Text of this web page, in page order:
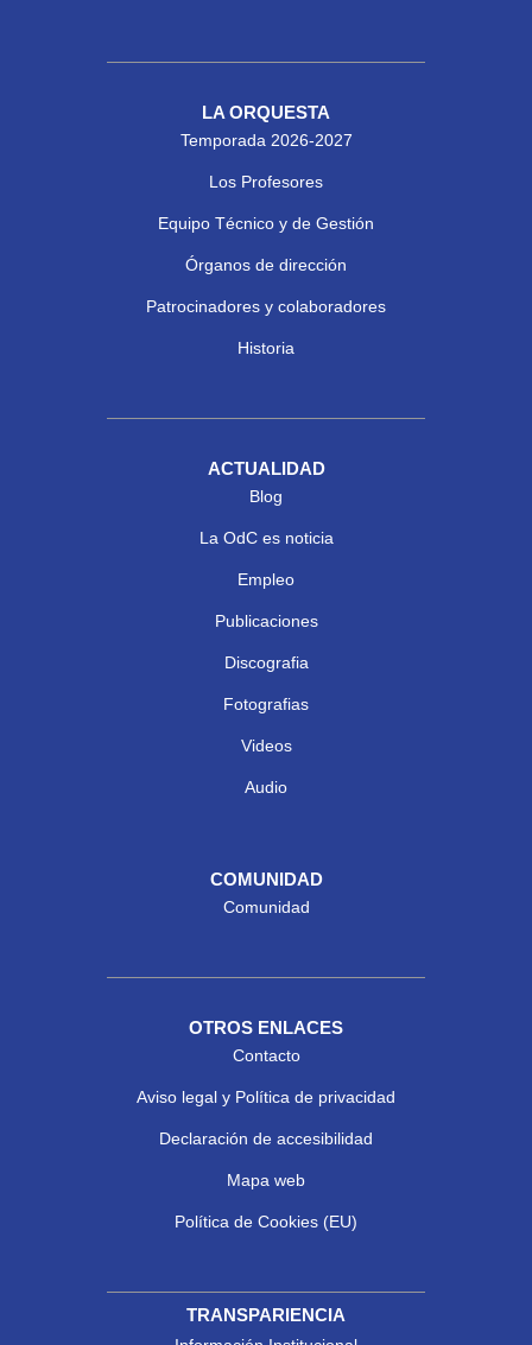
LA ORQUESTA
Temporada 2026-2027
Los Profesores
Equipo Técnico y de Gestión
Órganos de dirección
Patrocinadores y colaboradores
Historia
ACTUALIDAD
Blog
La OdC es noticia
Empleo
Publicaciones
Discografia
Fotografias
Videos
Audio
COMUNIDAD
Comunidad
OTROS ENLACES
Contacto
Aviso legal y Política de privacidad
Declaración de accesibilidad
Mapa web
Política de Cookies (EU)
TRANSPARIENCIA